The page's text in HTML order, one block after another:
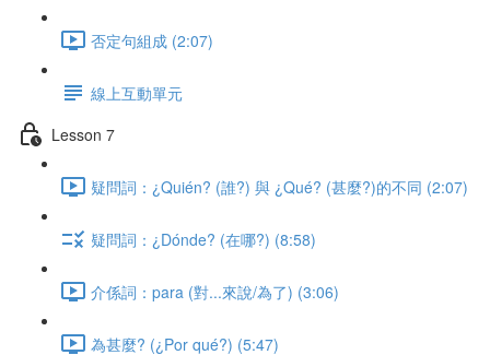
否定句組成 (2:07)
線上互動單元
Lesson 7
疑問詞：¿Quién? (誰?) 與 ¿Qué? (甚麼?)的不同 (2:07)
疑問詞：¿Dónde? (在哪?) (8:58)
介係詞：para (對...來說/為了) (3:06)
為甚麼? (¿Por qué?) (5:47)